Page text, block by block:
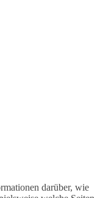
darüber, wie